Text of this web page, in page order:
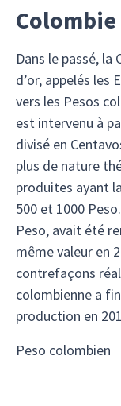
Colombie
Dans le passé,
d’or, appelés les
vers les Pesos
est intervenu à
divisé en
plus de nature
produites ayant
500 et 1000
Peso, avait été
même valeur en
contrefaçons
colombienne a
production en
Peso colombien